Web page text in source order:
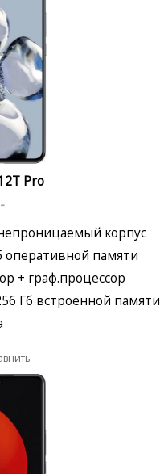
Pro
корпус
оперативной памяти
+ граф.процессор
Гб встроенной памяти